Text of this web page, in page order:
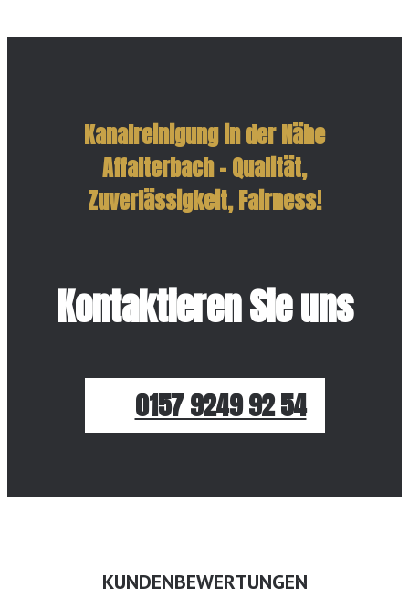
Kanalreinigung in der Nähe
Affalterbach – Qualität,
Zuverlässigkeit, Fairness!
Kontaktieren Sie uns
0157 9249 92 54
KUNDENBEWERTUNGEN